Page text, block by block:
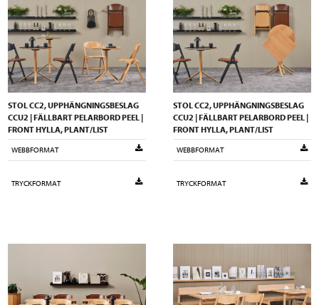
STOL CC2, UPPHÄNGNINGSBESLAG
CCU2 | FÄLLBART PELARBORD PEEL |
FRONT HYLLA, PLANT/LIST
WEBBFORMAT
TRYCKFORMAT
STOL CC2, UPPHÄNGNINGSBESLAG
CCU2 | FÄLLBART PELARBORD PEEL |
FRONT HYLLA, PLANT/LIST
WEBBFORMAT
TRYCKFORMAT